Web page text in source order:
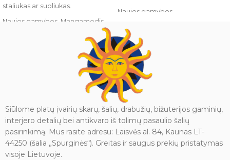
staliukas ar suoliukas.
Naujos gamybos. Mangamedis.
Išmatavimai: 50 x 30 x 27 cm.
Naujos gamybos.
Išmatavimai: 116 x 40 x 45 cm.
Indija, Džodhpuras.
Dėl apžiūrėjimo ar pristatymo,
kreipkitės el. paštu
info@mazojiindija.lt
Siūlome platų įvairių skarų, šalių, drabužių, bižuterijos gaminių,
interjero detalių bei antikvaro iš tolimų pasaulio šalių
pasirinkimą. Mus rasite adresu: Laisvės al. 84, Kaunas LT-
44250 (šalia „Spurginės“). Greitas ir saugus prekių pristatymas
visoje Lietuvoje.